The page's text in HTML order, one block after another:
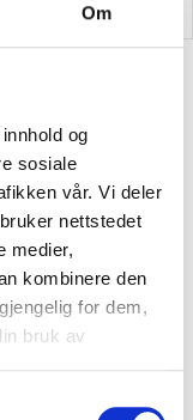
Om
og
sosiale
vår. Vi deler
nettstedet
medier,
kombinere den
for dem,
bruk av